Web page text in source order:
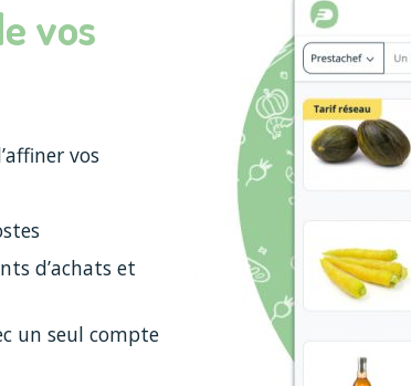
vos
vos
d’achats et
un seul compte